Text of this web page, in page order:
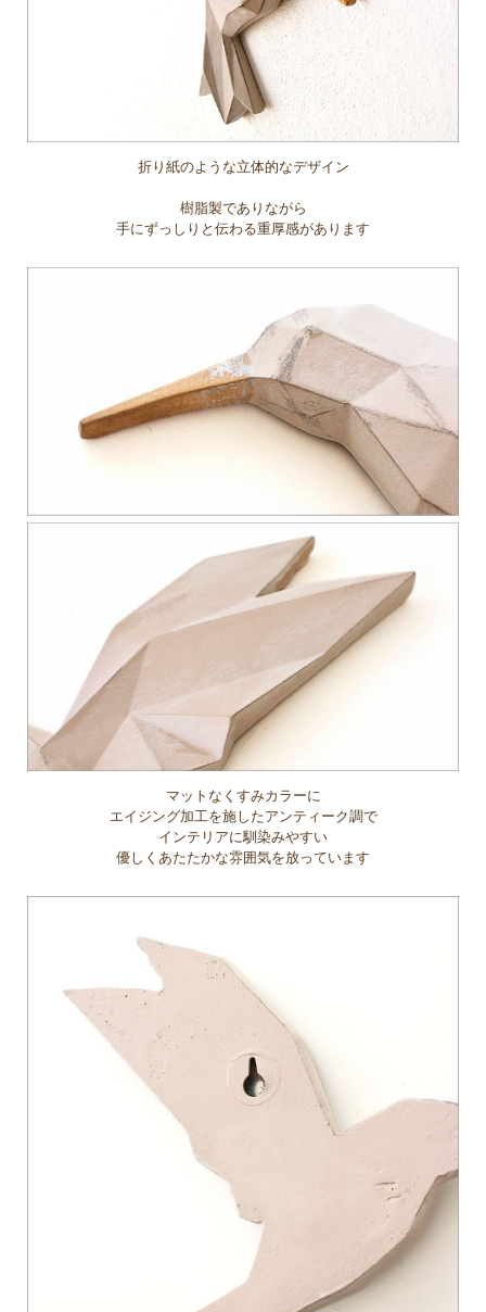
折り紙のような立体的なデザイン
樹脂製でありながら
手にずっしりと伝わる重厚感があります
マットなくすみカラーに
エイジング加工を施したアンティーク調で
インテリアに馴染みやすい
優しくあたたかな雰囲気を放っています